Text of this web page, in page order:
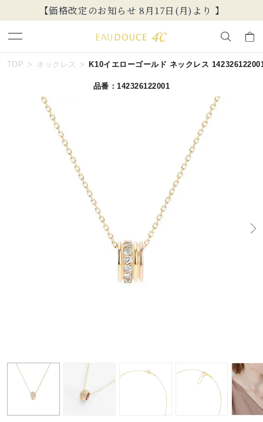
【価格改定のお知らせ 8月17日(月)より 】
キーワードで検索する
人気検索キーワード
#ハーフエタニティリング
#メンズ ネックレス
誕生石
モチーフ
TOP ネックレス K10イエローゴールド ネックレス
品番：142326122001